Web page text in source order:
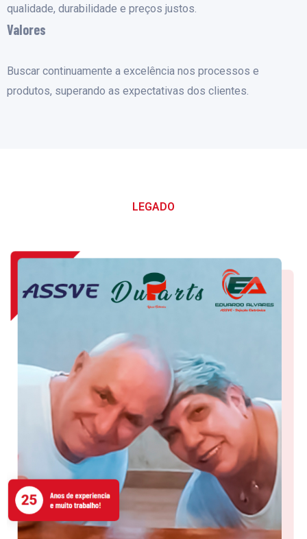
qualidade, durabilidade e preços justos.
Valores
Buscar continuamente a excelência nos processos e
produtos, superando as expectativas dos clientes.
LEGADO